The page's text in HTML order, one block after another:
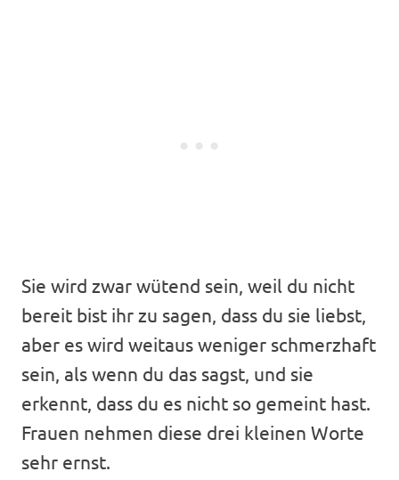
Sie wird zwar wütend sein, weil du nicht
bereit bist ihr zu sagen, dass du sie liebst,
aber es wird weitaus weniger schmerzhaft
sein, als wenn du das sagst, und sie
erkennt, dass du es nicht so gemeint hast.
Frauen nehmen diese drei kleinen Worte
sehr ernst.